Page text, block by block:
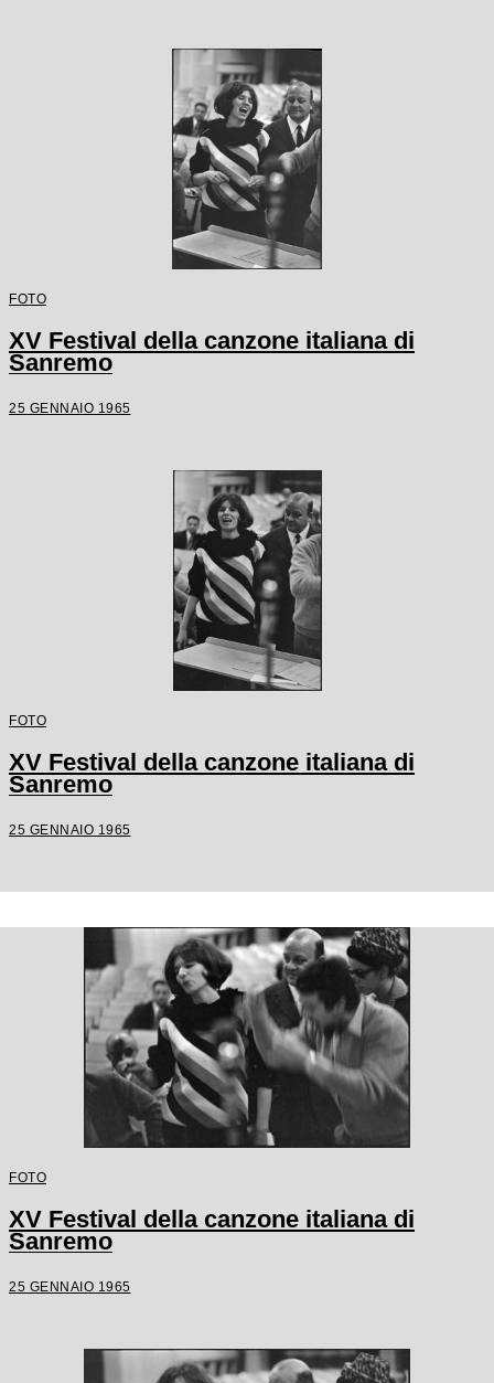
FOTO
XV Festival della canzone italiana di
Sanremo
25 GENNAIO 1965
FOTO
XV Festival della canzone italiana di
Sanremo
25 GENNAIO 1965
FOTO
XV Festival della canzone italiana di
Sanremo
25 GENNAIO 1965